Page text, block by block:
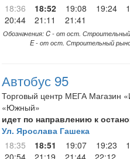
18:36
18:52 19:08 19:24
20:44
21:11 21:41
Обозначения: C - от ост.
E - от ост. Строительный
Автобус 95
Торговый центр МЕГА Магазин
«Южный»
идет по направлению к
Ул. Ярослава Гашека
18:35
18:51 19:07 19:23
20:54
21:19 21:44 22:12